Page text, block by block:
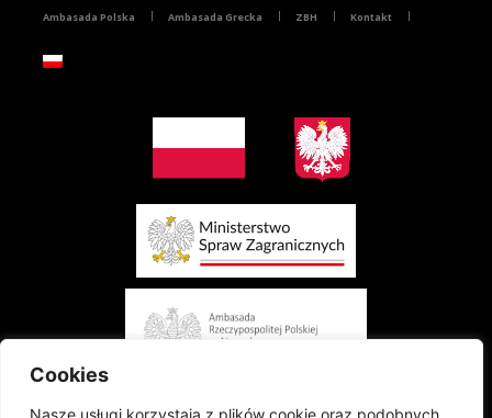
Cookies
Nasze usługi korzystają z plików cookie oraz podobnych
Ambasada Polska Ambasada Grecka ZBH Kontakt